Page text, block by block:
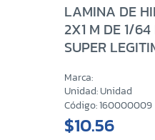
LAMINA DE
2X1 M DE 1/
SUPER
Marca:
Unidad: Unidad
Código: 160000009
$10.56